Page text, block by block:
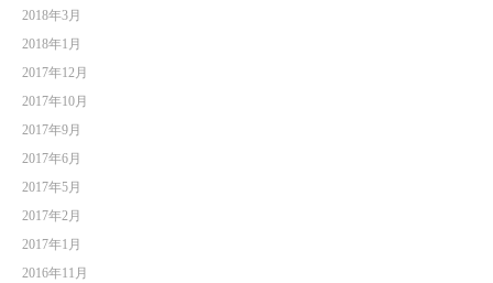
2018年3月
2018年1月
2017年12月
2017年10月
2017年9月
2017年6月
2017年5月
2017年2月
2017年1月
2016年11月